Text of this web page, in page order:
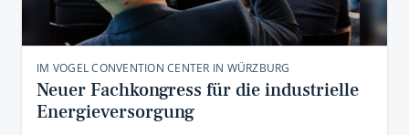
IM VOGEL CONVENTION CENTER IN WÜRZBURG
Neuer Fachkongress für die industrielle
Energieversorgung